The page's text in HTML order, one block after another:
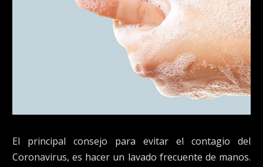
El principal consejo para evitar el contagio del
Coronavirus, es hacer un lavado frecuente de manos.